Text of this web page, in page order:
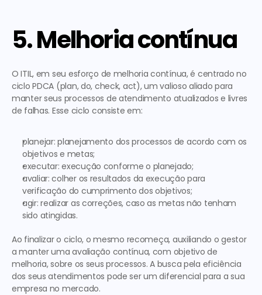
5. Melhoria contínua
O ITIL, em seu esforço de melhoria contínua, é centrado no
ciclo PDCA (plan, do, check, act), um valioso aliado para
manter seus processos de atendimento atualizados e livres
de falhas. Esse ciclo consiste em:
planejar: planejamento dos processos de acordo com os
objetivos e metas;
executar: execução conforme o planejado;
avaliar: colher os resultados da execução para
verificação do cumprimento dos objetivos;
agir: realizar as correções, caso as metas não tenham
sido atingidas.
Ao finalizar o ciclo, o mesmo recomeça, auxiliando o gestor
a manter uma avaliação contínua, com objetivo de
melhoria, sobre os seus processos. A busca pela eficiência
dos seus atendimentos pode ser um diferencial para a sua
empresa no mercado.